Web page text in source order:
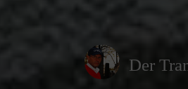
Der